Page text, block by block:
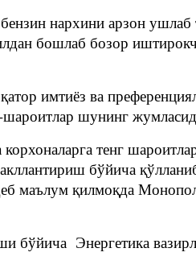
нархини арзон
бошлаб бозор
имтиёз ва
шароитлар шунинг
тенг
бўйича
маълум қилмоқда
бўйича Энергетика